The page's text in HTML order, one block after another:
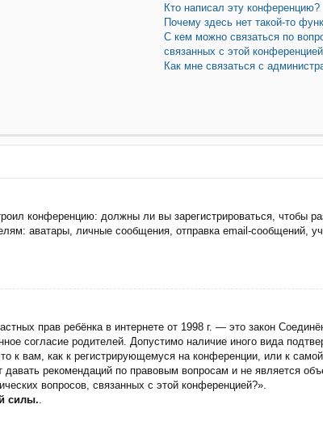
Кто написал эту конференцию?
Почему здесь нет такой-то
С кем можно связаться по
связанных с этой
Как мне связаться с
конференцию: должны ли вы зарегистрироваться, чтобы
аватары, личные сообщения, отправка email-сообщений,
прав ребёнка в интернете от 1998 г. — это закон
согласие родителей. Допустимо наличие иного вида
вам, как к регистрирующемуся на конференции, или к
рекомендаций по правовым вопросам и не является
вопросов, связанных с этой конференцией?».
силы.